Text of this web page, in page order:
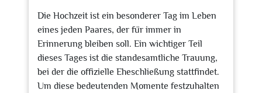
Die Hochzeit ist ein besonderer Tag im Leben
eines jeden Paares, der für immer in
Erinnerung bleiben soll. Ein wichtiger Teil
dieses Tages ist die standesamtliche Trauung,
bei der die offizielle Eheschließung stattfindet.
Um diese bedeutenden Momente festzuhalten